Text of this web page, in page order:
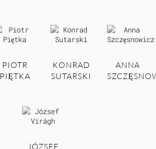
PIOTR
PIĘTKA
KONRAD
SUTARSKI
ANNA
JÓZSEF